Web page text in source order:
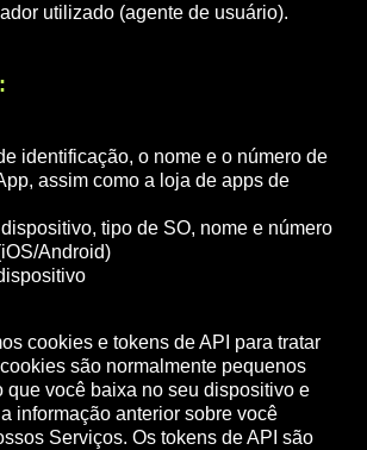
utilizado (agente de usuário).
identificação, o nome e o número de
assim como a loja de apps de
tipo de SO, nome e número
Android)
cookies e tokens de API para tratar
são normalmente pequenos
que você baixa no seu dispositivo e
informação anterior sobre você
Serviços. Os tokens de API são